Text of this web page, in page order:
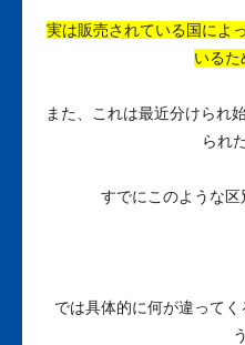
実は販売されている国によ
いるた
また、これは最近分けられ
られ
すでにこのような区
では具体的に何が違って